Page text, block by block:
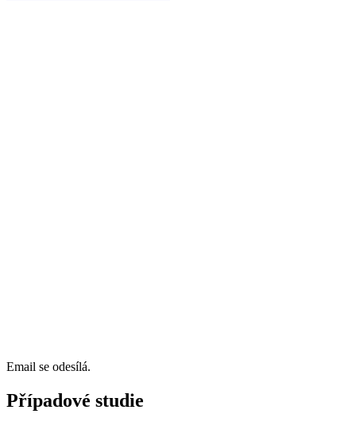
Email se odesílá.
Případové studie